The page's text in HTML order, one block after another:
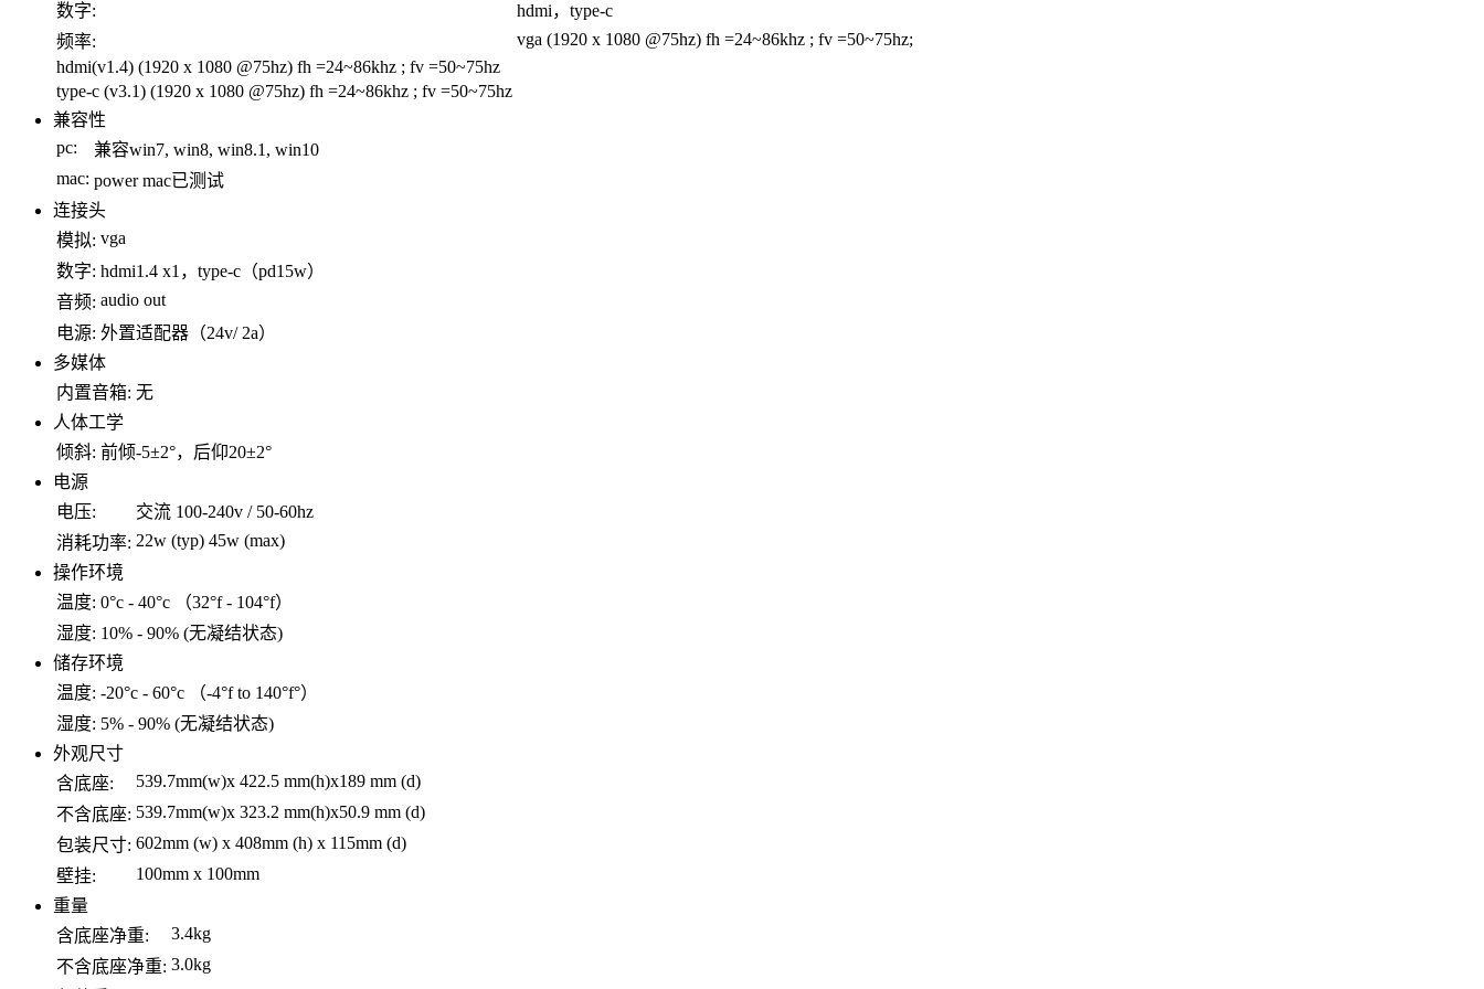
数字:
hdmi，type-c
频率:
vga (1920 x 1080 @75hz) fh =24~86khz ; fv =50~75hz;
hdmi(v1.4) (1920 x 1080 @75hz) fh =24~86khz ; fv =50~75hz
type-c (v3.1) (1920 x 1080 @75hz) fh =24~86khz ; fv =50~75hz
兼容性
pc:
兼容win7, win8, win8.1, win10
mac: power mac已测试
连接头
模拟: vga
数字: hdmi1.4 x1，type-c（pd15w）
音频: audio out
电源: 外置适配器（24v/ 2a）
多媒体
内置音箱: 无
人体工学
倾斜: 前倾-5±2°，后仰20±2°
电源
电压:
交流 100-240v / 50-60hz
消耗功率: 22w (typ) 45w (max)
操作环境
温度: 0°c - 40°c （32°f - 104°f）
湿度: 10% - 90% (无凝结状态)
储存环境
温度: -20°c - 60°c （-4°f to 140°f°）
湿度: 5% - 90% (无凝结状态)
外观尺寸
含底座:
539.7mm(w)x 422.5 mm(h)x189 mm (d)
不含底座: 539.7mm(w)x 323.2 mm(h)x50.9 mm (d)
包装尺寸: 602mm (w) x 408mm (h) x 115mm (d)
壁挂:
100mm x 100mm
重量
含底座净重:
3.4kg
不含底座净重: 3.0kg